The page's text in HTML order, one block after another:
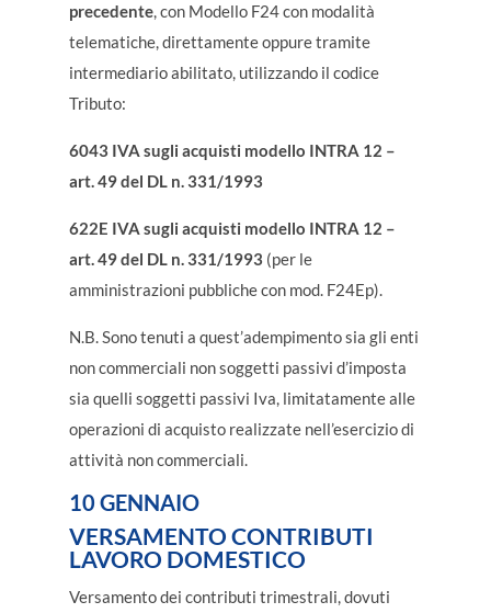
precedente, con Modello F24 con modalità
telematiche, direttamente oppure tramite
intermediario abilitato, utilizzando il codice
Tributo:
6043 IVA sugli acquisti modello INTRA 12 –
art. 49 del DL n. 331/1993
622E IVA sugli acquisti modello INTRA 12 –
art. 49 del DL n. 331/1993 (per le
amministrazioni pubbliche con mod. F24Ep).
N.B. Sono tenuti a quest’adempimento sia gli enti
non commerciali non soggetti passivi d’imposta
sia quelli soggetti passivi Iva, limitatamente alle
operazioni di acquisto realizzate nell’esercizio di
attività non commerciali.
10 GENNAIO
VERSAMENTO CONTRIBUTI
LAVORO DOMESTICO
Versamento dei contributi trimestrali, dovuti